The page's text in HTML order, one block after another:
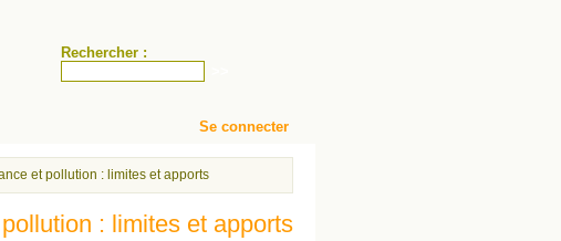
Rechercher :
Se connecter
économieéconomique et pollution ?
et pollution : limites et apports
: limites et apports